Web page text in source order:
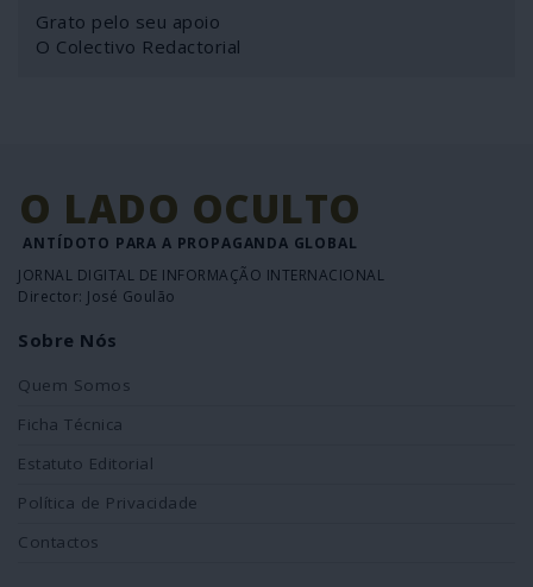
Grato pelo seu apoio
O Colectivo Redactorial
O LADO OCULTO
ANTÍDOTO PARA A PROPAGANDA GLOBAL
JORNAL DIGITAL DE INFORMAÇÃO INTERNACIONAL
Director: José Goulão
Sobre Nós
Quem Somos
Ficha Técnica
Estatuto Editorial
Política de Privacidade
Contactos